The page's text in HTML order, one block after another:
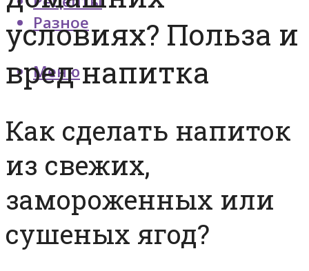
Разное
Меню
условиях? Польза и
вред напитка
Как сделать напиток
из свежих,
замороженных или
сушеных ягод?